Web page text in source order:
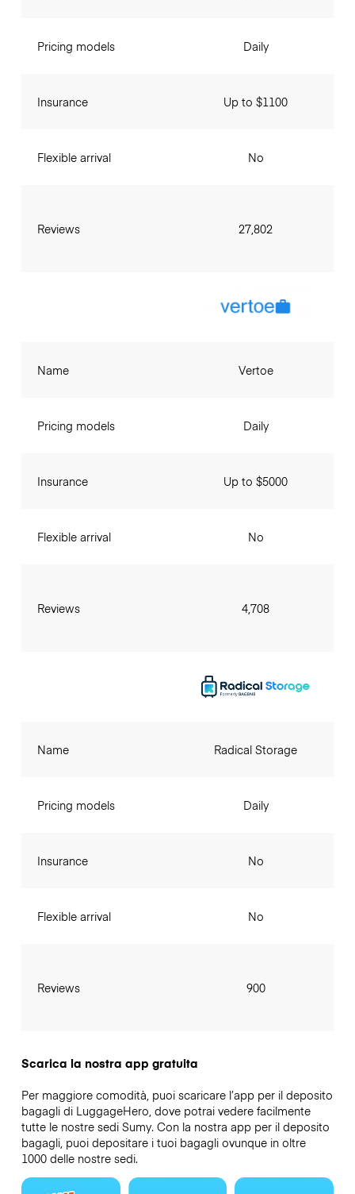
Pricing models
Insurance
Flexible arrival
Reviews
Daily
Up to $1100
No
27,802
Name
Pricing models
Insurance
Flexible arrival
Reviews
Vertoe
Daily
Up to $5000
No
4,708
Name
Pricing models
Insurance
Flexible arrival
Reviews
Radical Storage
Daily
No
No
900
Scarica la nostra app gratuita
Per maggiore comodità, puoi scaricare l’app per il deposito
bagagli di LuggageHero, dove potrai vedere facilmente
tutte le nostre sedi Sumy. Con la nostra app per il deposito
bagagli, puoi depositare i tuoi bagagli ovunque in oltre
1000 delle nostre sedi.